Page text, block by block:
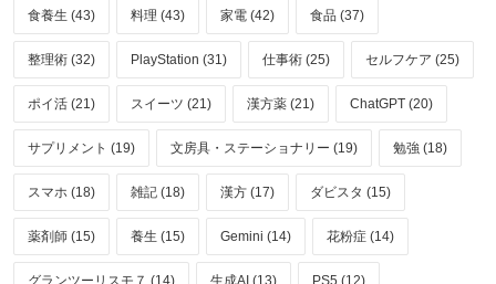
食養生 (43) 料理 (43) 家電 (42) 食品 (37)
整理術 (32) PlayStation (31) 仕事術 (25) セルフケア (25)
ポイ活 (21) スイーツ (21) 漢方薬 (21) ChatGPT (20)
サプリメント (19) 文房具・ステーショナリー (19) 勉強 (18)
スマホ (18) 雑記 (18) 漢方 (17) ダビスタ (15)
薬剤師 (15) 養生 (15) Gemini (14) 花粉症 (14)
グランツーリスモ７ (14) 生成AI (13) PS5 (12)